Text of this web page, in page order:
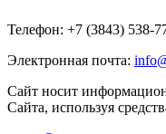
Телефон: +7 (3843) 538-
Электронная почта:
Сайт носит
Сайта, используя